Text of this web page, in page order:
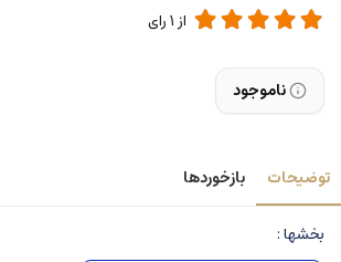
از 1رای
ناموجود
توضیحات بازخوردها
بخشها :